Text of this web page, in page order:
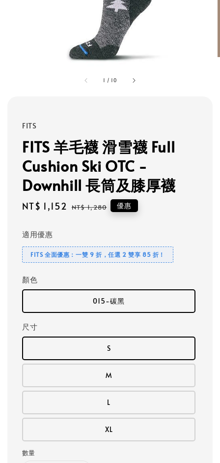
1 / 10
FITS
FITS 羊毛襪 滑雪襪 Full
Cushion Ski OTC -
Downhill 長筒及膝厚襪
Sale
NT$ 1,152 Regular
NT$ 1,280 優惠
適用優惠
FITS 全面優惠：一雙 9 折，任選 2 雙享 85 折！
顏色
015-碳黑
尺寸
S
M
L
XL
數量